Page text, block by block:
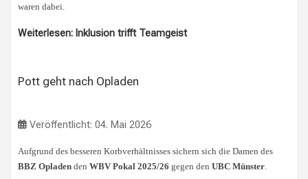
waren dabei.
Weiterlesen: Inklusion trifft Teamgeist
Pott geht nach Opladen
Veröffentlicht: 04. Mai 2026
Aufgrund des besseren Korbverhältnisses sichern sich die Damen des
BBZ Opladen denWBV Pokal 2025/26 gegen denUBC Münster.